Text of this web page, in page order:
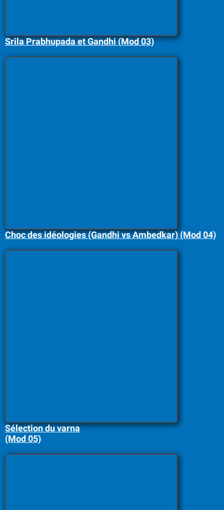
Srila Prabhupada et Gandhi (Mod 03)
Choc des idéologies (Gandhi vs Ambedkar) (Mod 04)
Sélection du varna
(Mod 05)